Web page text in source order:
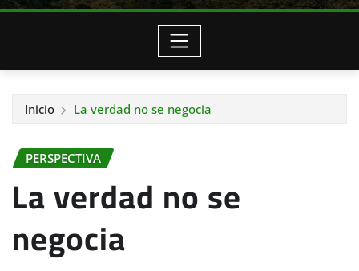
Inicio La verdad no se negocia
PERSPECTIVA
La verdad no se
negocia